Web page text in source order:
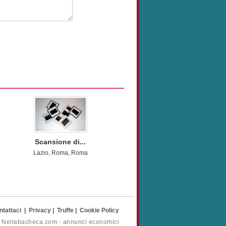
Scansione di...
Lazio, Roma, Roma
Privacy Truffe
Cookie Policy
- annunci economici